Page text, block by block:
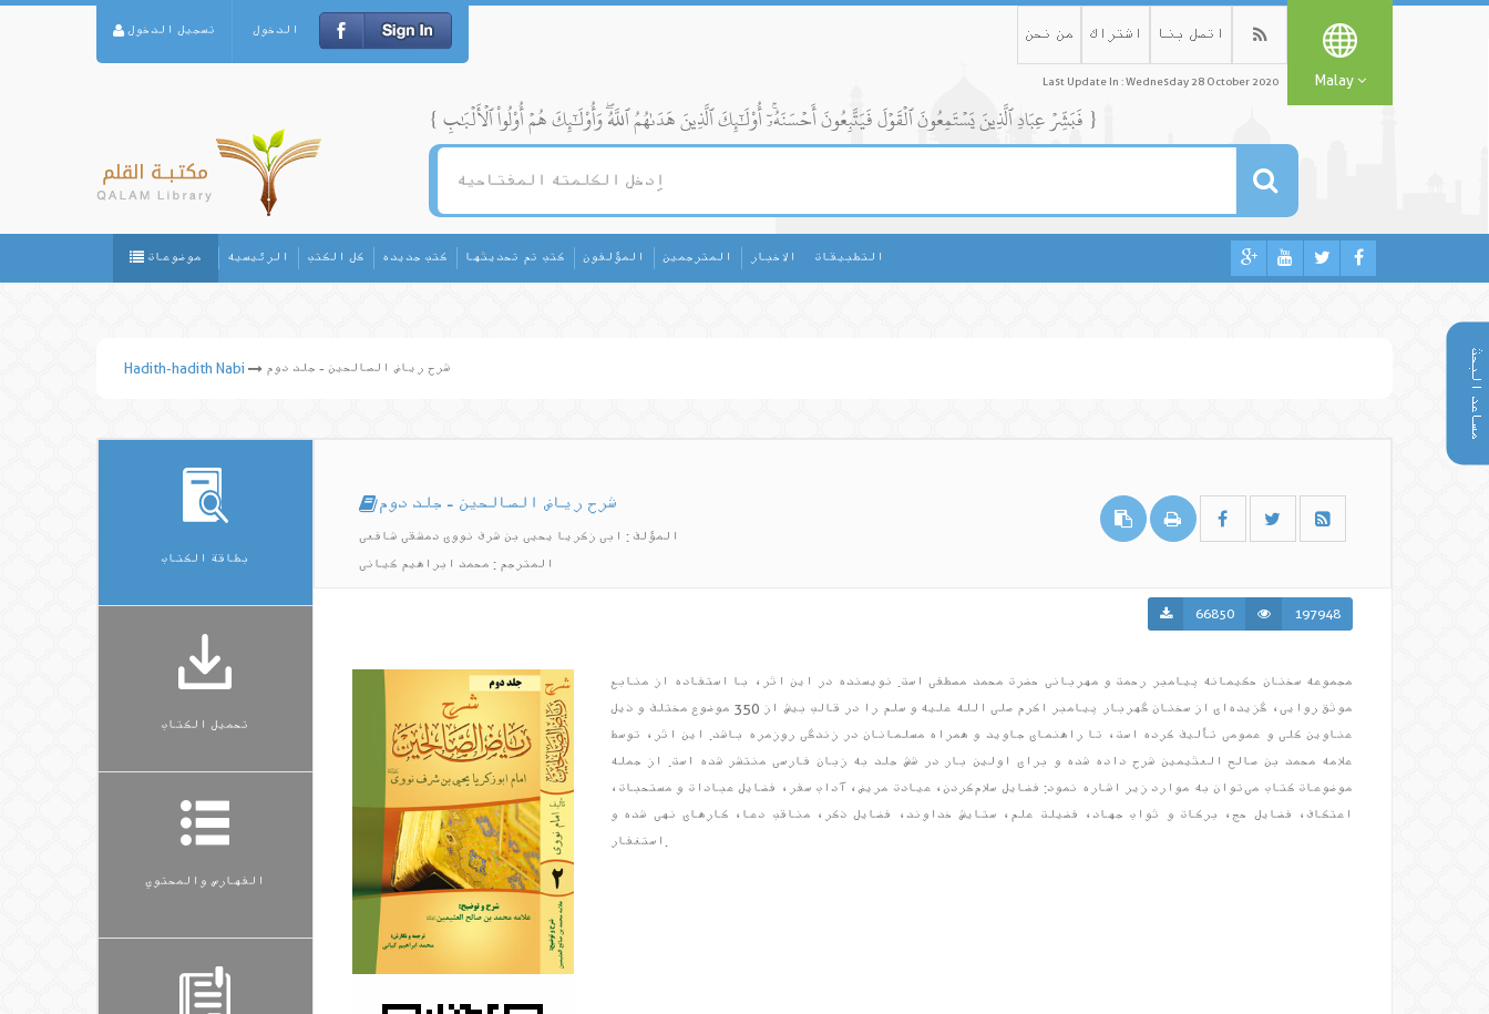
مساعد البحث
تسجيل الدخول الدخول من نحن اشتراك اتصل بنا
Last Update In : Wednesday 28 October 2020 Malay
{ فَبَشِّرۡ عِبَادِ ٱلَّذِينَ يَسۡتَمِعُونَ ٱلۡقَوۡلَ فَيَتَّبِعُونَ أَحۡسَنَهُۥٓۚ أُوْلَٰٓئِكَ ٱلَّذِينَ هَدَىٰهُمُ ٱللَّهُۖ وَأُوْلَٰٓئِكَ هُمۡ أُوْلُواْ ٱلۡأَلۡبَٰبِ }
موضوعات الرئيسيه كل الكتب كتب جديده كتب تم تحديثها المؤلفون المترجمين الاخبار التطبيقات
Hadith-hadith Nabi شرح ریاض الصالحین - جلد دوم
بطاقة الكتاب
تحميل الكتاب
الفهارس والمحتوي
شرح ریاض الصالحین - جلد دوم
المؤلف : ابی زکریا یحیی بن شرف نووی دمشقی شافعی
المترجم : محمد ابراهیم کیانی
66850 197948
مجموعه سخنان حکیمانه پیامبر رحمت و مهربانی حضرت محمد مصطفی است. نویسنده در این اثر، با استفاده از منابع
موثق روایی، گزیده‌ای از سخنان گهربار پیامبر اکرم صلی الله علیه و سلم را در قالب بیش از 350 موضوع مختلف و ذیل
عناوین کلی و عمومی تألیف کرده است، تا راهنمای جاوید و همراه مسلمانان در زندگی روزمره باشد. این اثر، توسط
علامه محمد بن صالح العثیمین شرح داده شده و برای اولین بار در شش جلد به زبان فارسی منتشر شده است. از جمله
موضوعات کتاب می‌توان به موارد زیر اشاره نمود: فضایل سلام‌کردن، عیادت مریض، آداب سفر، فضایل عبادات و مستحبات،
اعتکاف، فضایل حج، برکات و ثواب جهاد، فضیلت علم، ستایش خداوند، فضایل ذکر، مناقب دعا، کارهای نهی شده و
استغفار.